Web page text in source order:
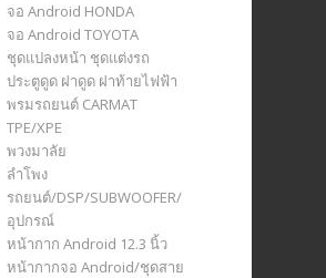
จอ Android HONDA
จอ Android TOYOTA
ชุดแปลงหน้า ชุดแต่งรถ
ประตูดูด ฝาดูด ฝาท้ายไฟฟ้า
พรมรถยนต์ CARMAT
TPE/XPE
พวงมาลัย
ลำโพง
รถยนต์/DSP/SUBWOOFER/
อุปกรณ์
หน้ากาก Android 12.3 นิ้ว
หน้ากากจอ Android/ชุดสาย